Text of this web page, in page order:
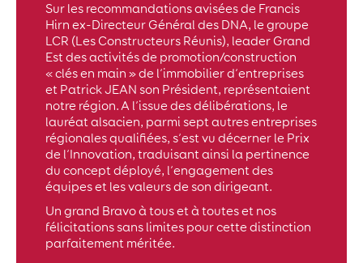
Sur les recommandations avisées de Francis
Hirn ex-Directeur Général des DNA, le groupe
LCR (Les Constructeurs Réunis), leader Grand
Est des activités de promotion/construction
« clés en main » de l’immobilier d’entreprises
et Patrick JEAN son Président, représentaient
notre région. A l’issue des délibérations, le
lauréat alsacien, parmi sept autres entreprises
régionales qualifiées, s’est vu décerner le Prix
de l’Innovation, traduisant ainsi la pertinence
du concept déployé, l’engagement des
équipes et les valeurs de son dirigeant.
Un grand Bravo à tous et à toutes et nos
félicitations sans limites pour cette distinction
parfaitement méritée.